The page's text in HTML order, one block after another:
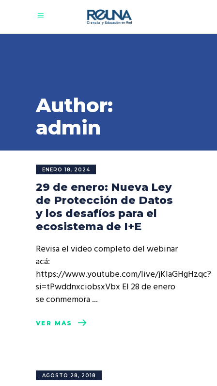
Author:
admin
ENERO 18, 2024
29 de enero: Nueva Ley
de Protección de Datos
y los desafíos para el
ecosistema de I+E
Revisa el video completo del webinar
acá:
https://www.youtube.com/live/jKlaGHgHzqc?
si=tPwddnxciobsxVbx El 28 de enero
se conmemora
VER MÁS
AGOSTO 28, 2018